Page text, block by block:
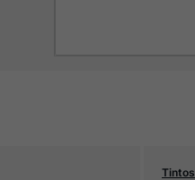
Tintos